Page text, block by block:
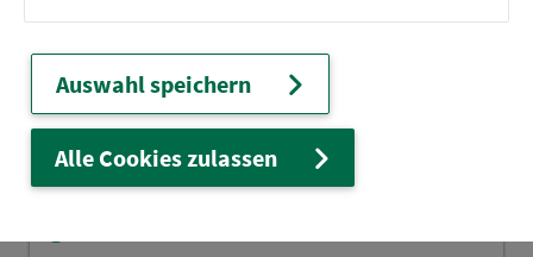
Naila Abzw. Hölle von St2195
Lichtenberg Nailaer Str.
Lichtenberg Feuerwehr
Lichtenberg Cafe Bellevue
Dörflas (Kr Hof)
Auswahl speichern
Alle Cookies zulassen